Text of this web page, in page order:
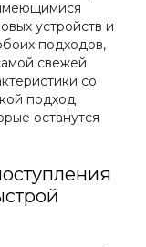
устройств и
подходов,
свежей
со
подход
останутся